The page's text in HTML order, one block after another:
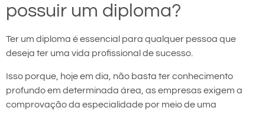
possuir um diploma?
Ter um diploma é essencial para qualquer pessoa que
deseja ter uma vida profissional de sucesso.
Isso porque, hoje em dia, não basta ter conhecimento
profundo em determinada área, as empresas exigem a
comprovação da especialidade por meio de uma